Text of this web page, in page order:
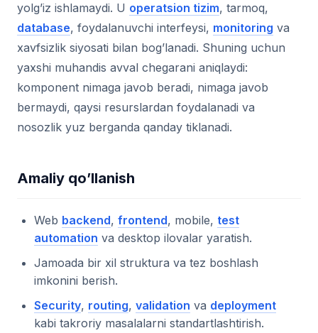
yolg’iz ishlamaydi. U operatsion tizim, tarmoq,
database, foydalanuvchi interfeysi, monitoring va
xavfsizlik siyosati bilan bog’lanadi. Shuning uchun
yaxshi muhandis avval chegarani aniqlaydi:
komponent nimaga javob beradi, nimaga javob
bermaydi, qaysi resurslardan foydalanadi va
nosozlik yuz berganda qanday tiklanadi.
Amaliy qo’llanish
Web backend, frontend, mobile, test
automation va desktop ilovalar yaratish.
Jamoada bir xil struktura va tez boshlash
imkonini berish.
Security, routing, validation va deployment
kabi takroriy masalalarni standartlashtirish.